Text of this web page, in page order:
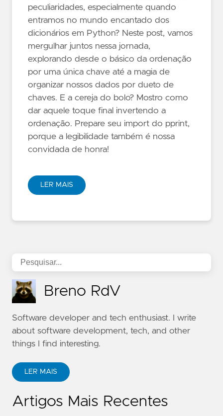
peculiaridades, especialmente quando
entramos no mundo encantado dos
dicionários em Python? Neste post, vamos
mergulhar juntos nessa jornada,
explorando desde o básico da ordenação
por uma única chave até a magia de
organizar nossos dados por dueto de
chaves. E a cereja do bolo? Mostro como
dar aquele toque final invertendo a
ordenação. Prepare seu import do pprint,
porque a legibilidade também é nossa
convidada de honra!
LER MAIS
Breno RdV
Software developer and tech enthusiast. I write
about software development, tech, and other
things I find interesting.
LER MAIS
Artigos Mais Recentes